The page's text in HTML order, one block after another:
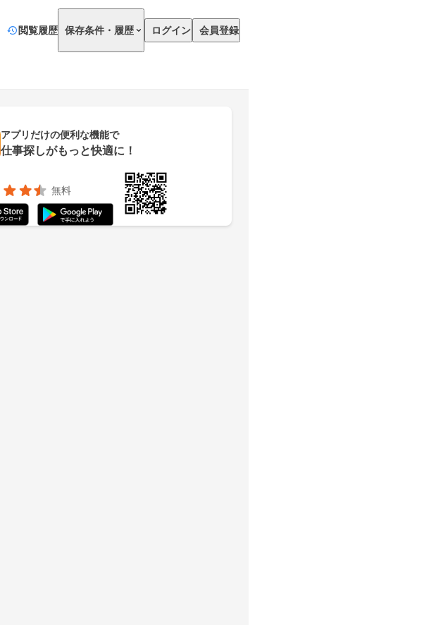
閲覧履歴 保存条件・履歴 ログイン 会員登録
アプリだけの便利な機能で
仕事探しがもっと快適に！
無料